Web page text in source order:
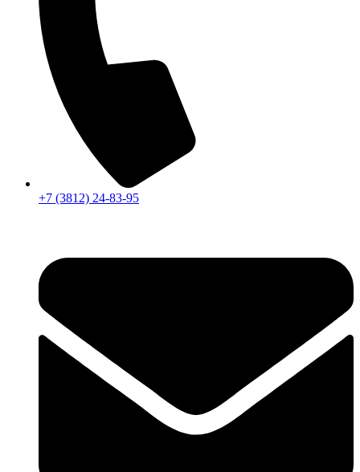
+7 (3812) 24-83-95